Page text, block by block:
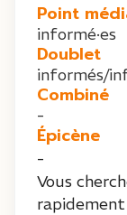
Point
informé·es
Doublet
informés/
Combiné
-
Épicène
-
Vous